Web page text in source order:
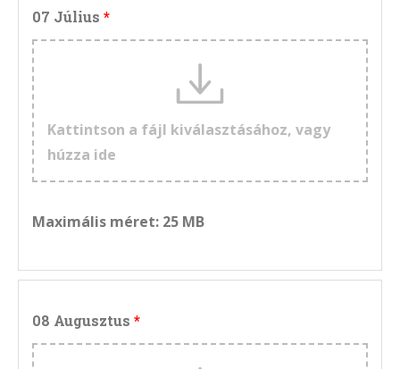
07 Július
Kattintson a fájl kiválasztásához, vagy
húzza ide
Maximális méret: 25 MB
08 Augusztus